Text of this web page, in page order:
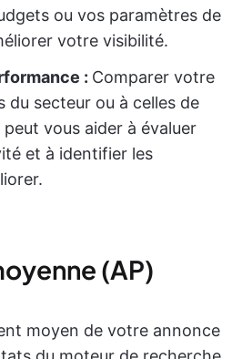
ou vos paramètres de
votre visibilité.
: Comparer votre
du secteur ou à celles de
vous aider à évaluer
et à identifier les
(AP)
moyen de votre annonce